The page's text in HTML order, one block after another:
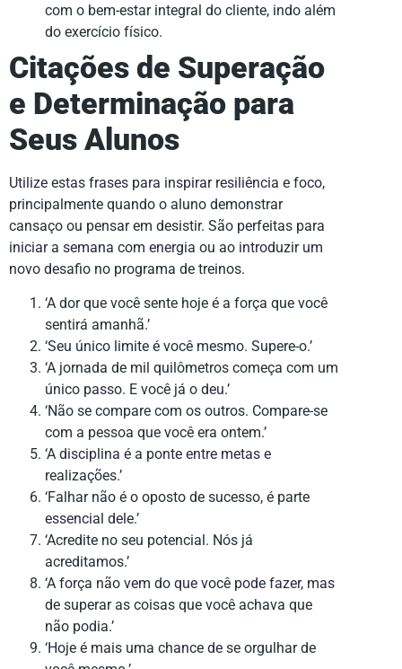
com o bem-estar integral do cliente, indo além
do exercício físico.
Citações de Superação
e Determinação para
Seus Alunos
Utilize estas frases para inspirar resiliência e foco,
principalmente quando o aluno demonstrar
cansaço ou pensar em desistir. São perfeitas para
iniciar a semana com energia ou ao introduzir um
novo desafio no programa de treinos.
‘A dor que você sente hoje é a força que você
sentirá amanhã.’
‘Seu único limite é você mesmo. Supere-o.’
‘A jornada de mil quilômetros começa com um
único passo. E você já o deu.’
‘Não se compare com os outros. Compare-se
com a pessoa que você era ontem.’
‘A disciplina é a ponte entre metas e
realizações.’
‘Falhar não é o oposto de sucesso, é parte
essencial dele.’
‘Acredite no seu potencial. Nós já
acreditamos.’
‘A força não vem do que você pode fazer, mas
de superar as coisas que você achava que
não podia.’
‘Hoje é mais uma chance de se orgulhar de